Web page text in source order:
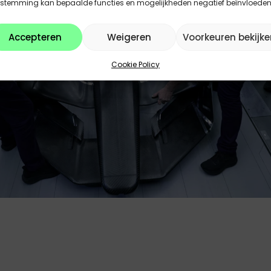
kan bepaalde functies en mogelijkheden negatief
Accepteren Weigeren Voorkeuren
Cookie Policy